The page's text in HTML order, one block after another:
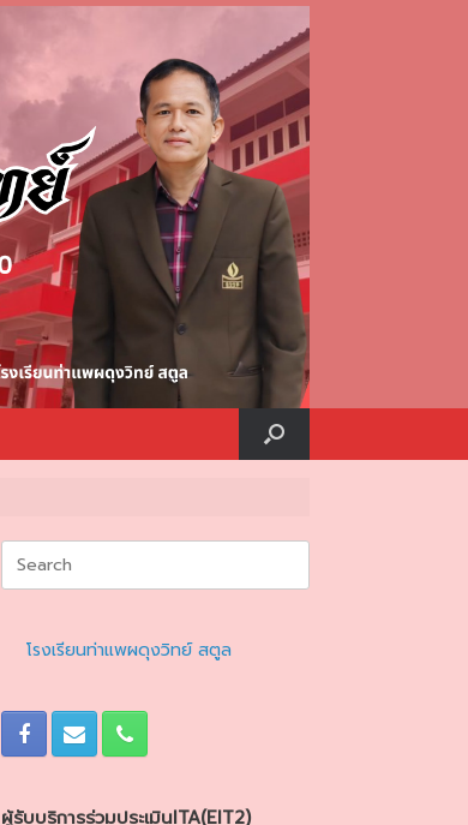
Search
for:
โรงเรียนท่าแพผดุงวิทย์ สตูล
ผู้รับบริการร่วมประเมินITA(EIT2)